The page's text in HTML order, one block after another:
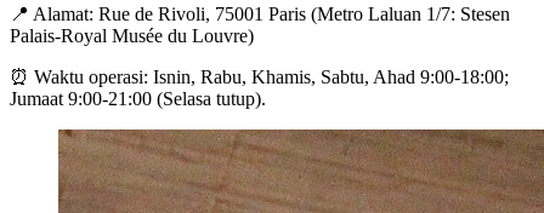
📍 Alamat: Rue de Rivoli, 75001 Paris (Metro Laluan 1/7: Stesen
Palais-Royal Musée du Louvre)
⏰ Waktu operasi: Isnin, Rabu, Khamis, Sabtu, Ahad 9:00-18:00;
Jumaat 9:00-21:00 (Selasa tutup).